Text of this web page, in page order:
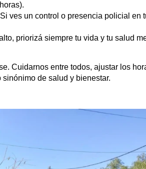
ves un control o presencia policial en
priorizá siempre tu vida y tu salud
Cuidarnos entre todos, ajustar los
de salud y bienestar.